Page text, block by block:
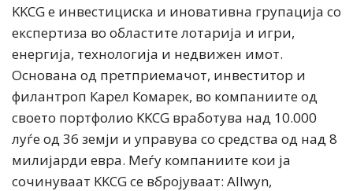
KKCG е инвестициска и иновативна групација со
експертиза во областите лотариja и игри,
енергија, технологија и недвижен имот.
Основана од претприемачот, инвеститор и
филантроп Карел Комарек, во компаниите од
своето портфолио KKCG вработува над 10.000
луѓе од 36 земји и управува со средства од над 8
милијарди евра. Меѓу компаниите кои ја
сочинуваат KKCG се вбројуваат: Allwyn,